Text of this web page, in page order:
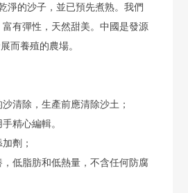
淨的沙子，並已預先煮熟。我們
有彈性，天然甜美。中國是發源
而養殖的農場。
清除，生產前應清除沙土；
精心編輯。
劑；
低脂肪和低熱量，不含任何防腐